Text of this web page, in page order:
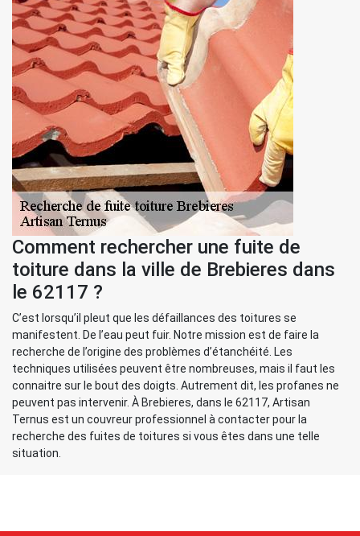
Comment rechercher une fuite de
toiture dans la ville de Brebieres dans
le 62117 ?
C’est lorsqu’il pleut que les défaillances des toitures se
manifestent. De l’eau peut fuir. Notre mission est de faire la
recherche de l’origine des problèmes d’étanchéité. Les
techniques utilisées peuvent être nombreuses, mais il faut les
connaitre sur le bout des doigts. Autrement dit, les profanes ne
peuvent pas intervenir. À Brebieres, dans le 62117, Artisan
Ternus est un couvreur professionnel à contacter pour la
recherche des fuites de toitures si vous êtes dans une telle
situation.